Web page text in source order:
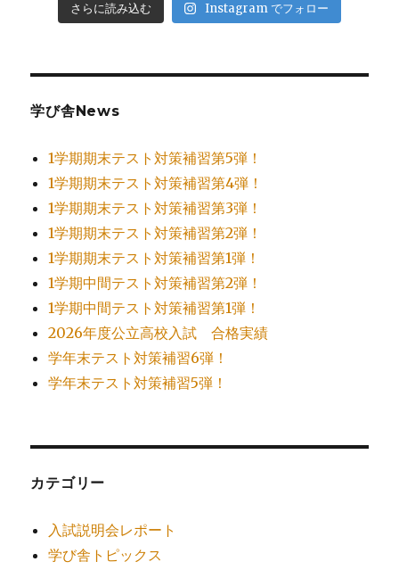
さらに読み込む Instagram でフォロー
学び舎News
1学期期末テスト対策補習第5弾！
1学期期末テスト対策補習第4弾！
1学期期末テスト対策補習第3弾！
1学期期末テスト対策補習第2弾！
1学期期末テスト対策補習第1弾！
1学期中間テスト対策補習第2弾！
1学期中間テスト対策補習第1弾！
2026年度公立高校入試 合格実績
学年末テスト対策補習6弾！
学年末テスト対策補習5弾！
カテゴリー
入試説明会レポート
学び舎トピックス